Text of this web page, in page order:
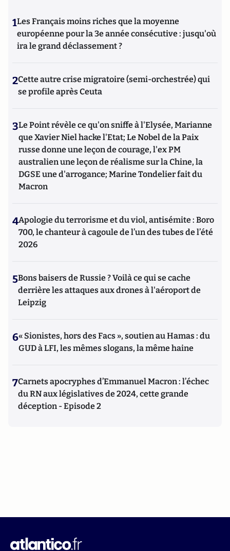
1Les Français moins riches que la moyenne
européenne pour la 3e année consécutive : jusqu'où
ira le grand déclassement ?
2Cette autre crise migratoire (semi-orchestrée) qui
se profile après Ceuta
3Le Point révèle ce qu'on sniffe à l'Elysée, Marianne
que Xavier Niel hacke l'Etat; Le Nobel de la Paix
russe donne une leçon de courage, l'ex PM
australien une leçon de réalisme sur la Chine, la
DGSE une d'arrogance; Marine Tondelier fait du
Macron
4Apologie du terrorisme et du viol, antisémite : Boro
700, le chanteur à cagoule de l’un des tubes de l’été
2026
5Bons baisers de Russie ? Voilà ce qui se cache
derrière les attaques aux drones à l'aéroport de
Leipzig
6« Sionistes, hors des Facs », soutien au Hamas : du
GUD à LFI, les mêmes slogans, la même haine
7Carnets apocryphes d’Emmanuel Macron : l’échec
du RN aux législatives de 2024, cette grande
déception - Episode 2